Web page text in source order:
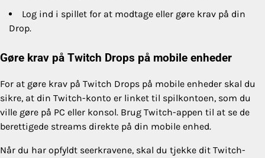
Log ind i spillet for at modtage eller gøre krav på din
Drop.
Gøre krav på Twitch Drops på mobile enheder
For at gøre krav på Twitch Drops på mobile enheder skal du
sikre, at din Twitch-konto er linket til spilkontoen, som du
ville gøre på PC eller konsol. Brug Twitch-appen til at se de
berettigede streams direkte på din mobile enhed.
Når du har opfyldt seerkravene, skal du tjekke dit Twitch-